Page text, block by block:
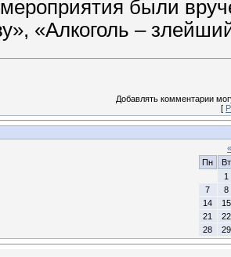
были
«Алкоголь –
Добавлять комментарии
[
«
Пн
Вт
1
7
8
14
15
21
22
28
29